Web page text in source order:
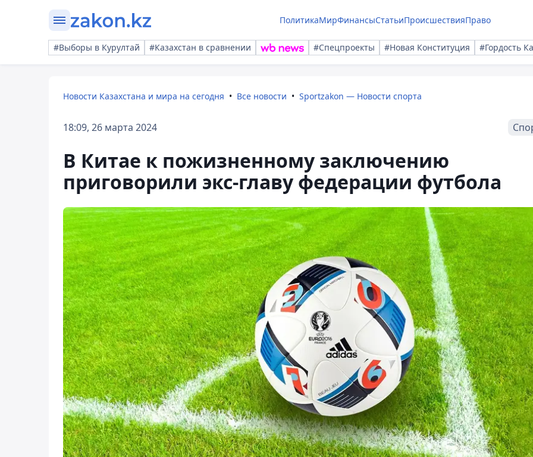
ПолитикаМирФинансыСтатьиПроисшествияПраво
#Выборы в Курултай #Казахстан в сравнении #Спецпроекты #Новая Конституция #Гордость
Новости Казахстана и мира на сегодня Все новости Sportzakon — Новости спорта
18:09, 26 марта 2024
В Китае к пожизненному заключению
приговорили экс-главу федерации футбола